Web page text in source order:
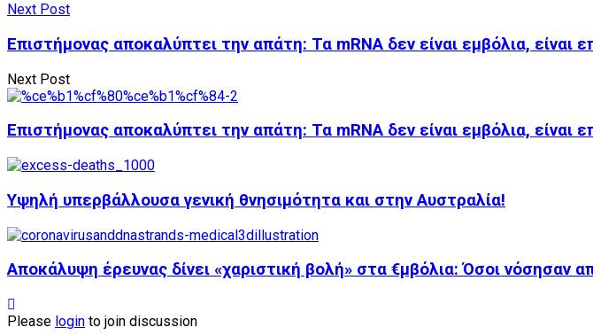
Next Post
Επιστήμονας αποκαλύπτει την απάτη: Τα mRNA δεν είναι εμβόλια, είναι
Next Post
Επιστήμονας αποκαλύπτει την απάτη: Τα mRNA δεν είναι εμβόλια, είναι
Υψηλή υπερβάλλουσα γενική θνησιμότητα και στην Αυστραλία!
Αποκάλυψη έρευνας δίνει «χαριστική βολή» στα €μβόλια: Όσοι νόσησαν
Please login to join discussion